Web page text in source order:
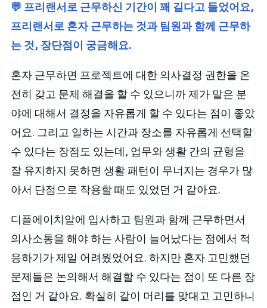
💬 프리랜서로 근무하신 기간이 꽤 길다고 들었어요,
프리랜서로 혼자 근무하는 것과 팀원과 함께 근무하
는 것, 장단점이 궁금해요.
혼자 근무하면 프로젝트에 대한 의사결정 권한을 온
전히 갖고 문제 해결을 할 수 있으니까 제가 맡은 분
야에 대해서 결정을 자유롭게 할 수 있다는 점이 좋았
어요. 그리고 일하는 시간과 장소를 자유롭게 선택할
수 있다는 장점도 있는데, 업무와 생활 간의 균형을
잘 유지하지 못하면 생활 패턴이 무너지는 경우가 많
아서 단점으로 작용할 때도 있었던 거 같아요.
디플에이치알에 입사하고 팀원과 함께 근무하면서
의사소통을 해야 하는 사람이 늘어났다는 점에서 적
응하기가 제일 어려웠었어요. 하지만 혼자 고민했던
문제들은 논의해서 해결할 수 있다는 점이 또 다른 장
점인 거 같아요. 확실히 같이 머리를 맞대고 고민하니